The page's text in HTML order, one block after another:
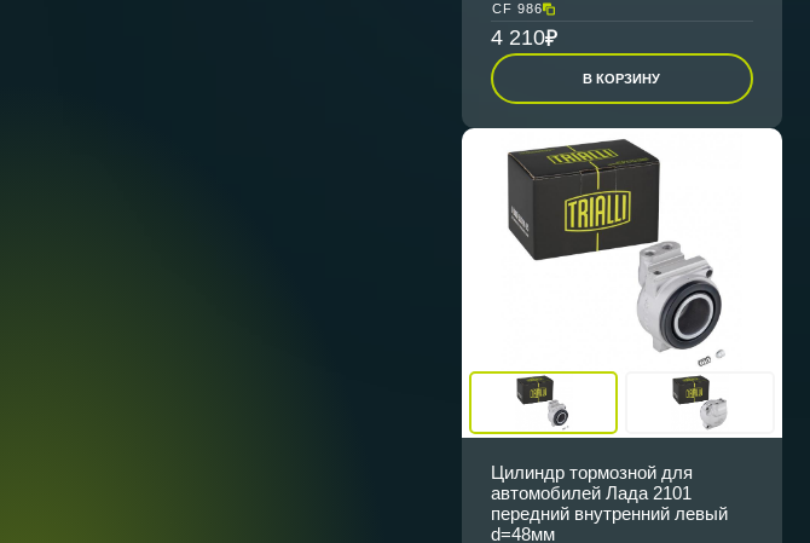
CF 986
4 210
В КОРЗИНУ
Цилиндр тормозной для
автомобилей Лада 2101
передний внутренний левый
d=48мм